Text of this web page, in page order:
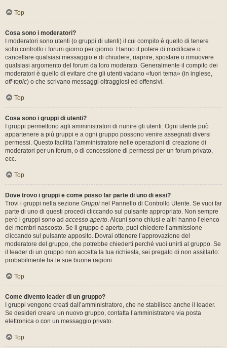
Top
Cosa sono i moderatori?
I moderatori sono utenti (o gruppi di utenti) il cui compito è quello di tenere
sotto controllo i forum giorno per giorno. Hanno il potere di modificare o
cancellare qualsiasi messaggio e di chiudere, riaprire, spostare o rimuovere
qualsiasi argomento del forum da loro moderato. Generalmente il compito dei
moderatori è quello di evitare che gli utenti vadano «fuori tema» (in inglese,
off-topic) o che scrivano messaggi oltraggiosi ed offensivi.
Top
Cosa sono i gruppi di utenti?
I gruppi permettono agli amministratori di riunire gli utenti. Ogni utente può
appartenere a più gruppi e a ogni gruppo possono venire assegnati diversi
permessi. Questo facilita l’amministratore nelle operazioni di creazione di
moderatori per un forum, o di concessione di permessi per un forum privato,
ecc.
Top
Dove trovo i gruppi e come posso far parte di uno di essi?
Trovi i gruppi nella sezione Gruppi nel Pannello di Controllo Utente. Se vuoi far
parte di uno di questi procedi cliccando sul pulsante appropriato. Non sempre
però i gruppi sono ad accesso aperto. Alcuni sono chiusi e altri hanno l’elenco
dei membri nascosto. Se il gruppo è aperto, puoi chiedere l’ammissione
cliccando sul pulsante apposito. Dovrai ottenere l’approvazione del
moderatore del gruppo, che potrebbe chiederti perché vuoi unirti al gruppo. Se
il leader di un gruppo non accetta la tua richiesta, sei pregato di non assillarlo:
probabilmente ha le sue buone ragioni.
Top
Come divento leader di un gruppo?
I gruppi vengono creati dall’amministratore, che ne stabilisce anche il leader.
Se desideri creare un nuovo gruppo, contatta l’amministratore via posta
elettronica o con un messaggio privato.
Top